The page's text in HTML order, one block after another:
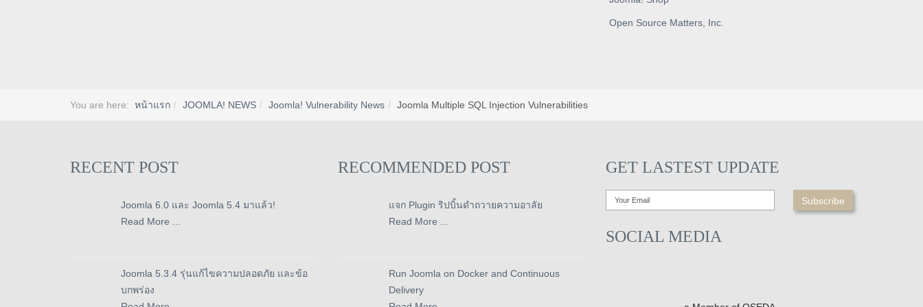
Open Source Matters, Inc.
You are here: หน้าแรก JOOMLA! NEWS Joomla! Vulnerability News Joomla Multiple SQL Injection Vulnerabilities
RECENT POST
Joomla 6.0 และ Joomla 5.4 มาแล้ว!
Read More ...
Joomla 5.3.4 รุ่นแก้ไขความปลอดภัย และข้อ
บกพร่อง
RECOMMENDED POST
แจก Plugin ริปบิ้นดำถวายความอาลัย
Read More ...
Run Joomla on Docker and Continuous
Delivery
GET LASTEST UPDATE
SOCIAL MEDIA